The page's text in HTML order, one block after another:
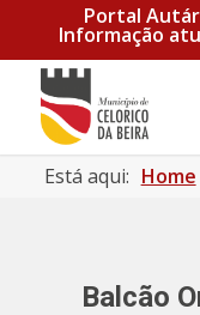
Portal
Informação
Está aqui: Home
Balcão